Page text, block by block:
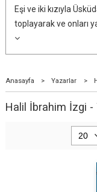
Eşi ve iki kızıyla
toplayarak ve onları
Anasayfa > Yazarlar >
Halil İbrahim İzgi -